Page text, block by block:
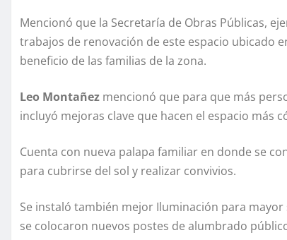
Mencionó que la Secretaría de Obras Públicas,
trabajos de renovación de este espacio ubicado
beneficio de las familias de la zona.
Leo Montañez mencionó que para que más
incluyó mejoras clave que hacen el espacio más
Cuenta con nueva palapa familiar en donde se
para cubrirse del sol y realizar convivios.
Se instaló también mejor Iluminación para
se colocaron nuevos postes de alumbrado